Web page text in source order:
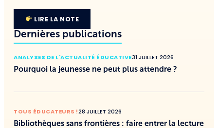
LIRE LA NOTE
Dernières publications
ANALYSES DE L'ACTUALITÉ ÉDUCATIVE31 JUILLET 2026
Pourquoi la jeunesse ne peut plus attendre ?
TOUS ÉDUCATEURS !28 JUILLET 2026
Bibliothèques sans frontières : faire entrer la lecture